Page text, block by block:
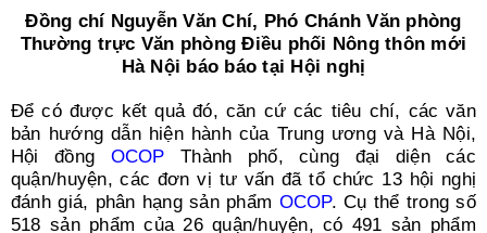
Đồng chí Nguyễn Văn Chí, Phó Chánh Văn phòng
Thường trực Văn phòng Điều phối Nông thôn mới
Hà Nội báo báo tại Hội nghị
Để có được kết quả đó, căn cứ các tiêu chí, các văn
bản hướng dẫn hiện hành của Trung ương và Hà Nội,
Hội đồng OCOP Thành phố, cùng đại diện các
quận/huyện, các đơn vị tư vấn đã tổ chức 13 hội nghị
đánh giá, phân hạng sản phẩm OCOP. Cụ thể trong số
518 sản phẩm của 26 quận/huyện, có 491 sản phẩm